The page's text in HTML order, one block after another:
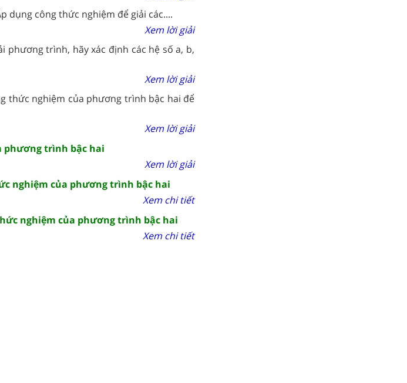
dụng công thức nghiệm để giải các....
Xem lời giải
phương trình, hãy xác định các hệ số a, b,
Xem lời giải
thức nghiệm của phương trình bậc hai để
Xem lời giải
phương trình bậc hai
Xem lời giải
nghiệm của phương trình bậc hai
Xem chi tiết
nghiệm của phương trình bậc hai
Xem chi tiết